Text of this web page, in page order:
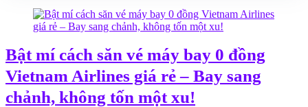
Bật mí cách săn vé máy bay 0 đồng
Vietnam Airlines giá rẻ – Bay sang
chảnh, không tốn một xu!